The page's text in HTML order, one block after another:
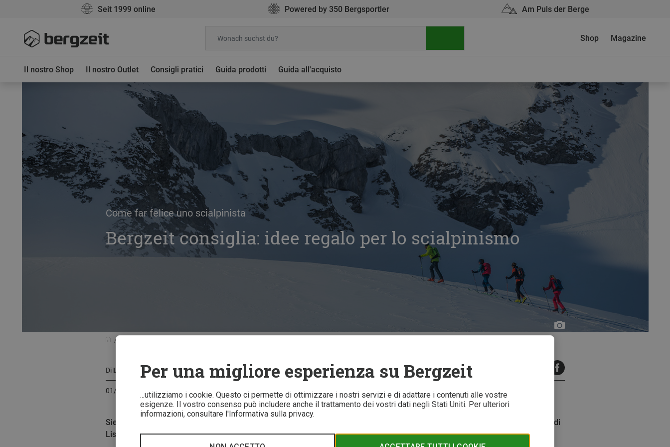
Per una migliore esperienza su Bergzeit
...utilizziamo i cookie. Questo ci permette di ottimizzare i nostri servizi e di adattare i contenuti alle vostre
esigenze. Il vostro consenso può includere anche il trattamento dei vostri dati negli Stati Uniti. Per ulteriori
informazioni, consultare l'Informativa sulla privacy.
Seit 1999 online Powered by 350 Bergsportler Am Puls der Berge
Il nostro Shop Il nostro Outlet Consigli pratici Guida prodotti Guida all'acquisto
Shop Magazine
Come far felice uno scialpinista
Bergzeit consiglia: idee regalo per lo scialpinismo
Bergzeit
Di Lisa Amenda 5 minuti di lettura
01/12/2020
Siete ancora alla ricerca dei regali di Natale? Avete amici e conoscenti che adorano lo scialpinismo? In questo caso i consigli di
Lisa, redattrice per Bergzeit, vi possono davvero facilitare la ricerca! Scoprite le sue idee regalo per uno scialpinista.